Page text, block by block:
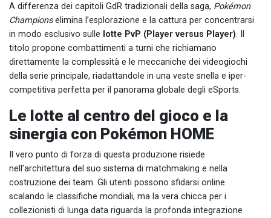
A differenza dei capitoli GdR tradizionali della saga, Pokémon
Championselimina l’esplorazione e la cattura per concentrarsi
in modo esclusivo sulle lotte PvP (Player versus Player). Il
titolo propone combattimenti a turni che richiamano
direttamente la complessità e le meccaniche dei videogiochi
della serie principale, riadattandole in una veste snella e iper-
competitiva perfetta per il panorama globale degli eSports.
Le lotte al centro del gioco e la
sinergia con Pokémon HOME
Il vero punto di forza di questa produzione risiede
nell’architettura del suo sistema di matchmaking e nella
costruzione dei team. Gli utenti possono sfidarsi online
scalando le classifiche mondiali, ma la vera chicca per i
collezionisti di lunga data riguarda la profonda integrazione